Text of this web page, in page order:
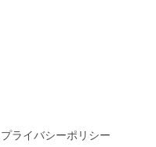
プライバシーポリシー